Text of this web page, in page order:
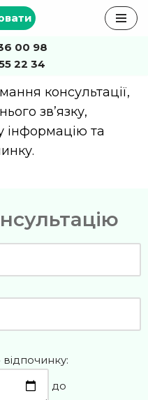
00 98
22 34
консультації,
зв’язку,
інформацію та
до